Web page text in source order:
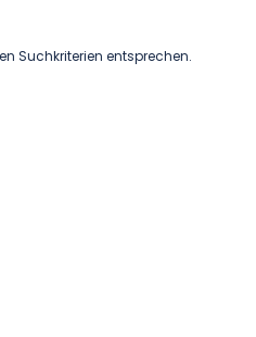
Suchkriterien entsprechen.